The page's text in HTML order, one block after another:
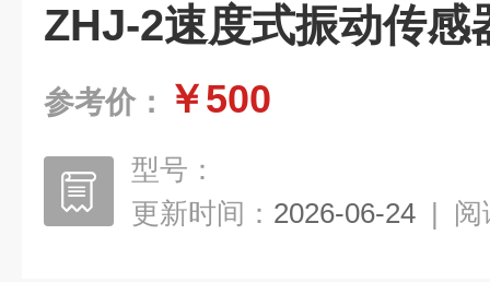
ZHJ-2速度式振动传感
参考价： ￥500
型号：
更新时间： 2026-06-24 | 阅